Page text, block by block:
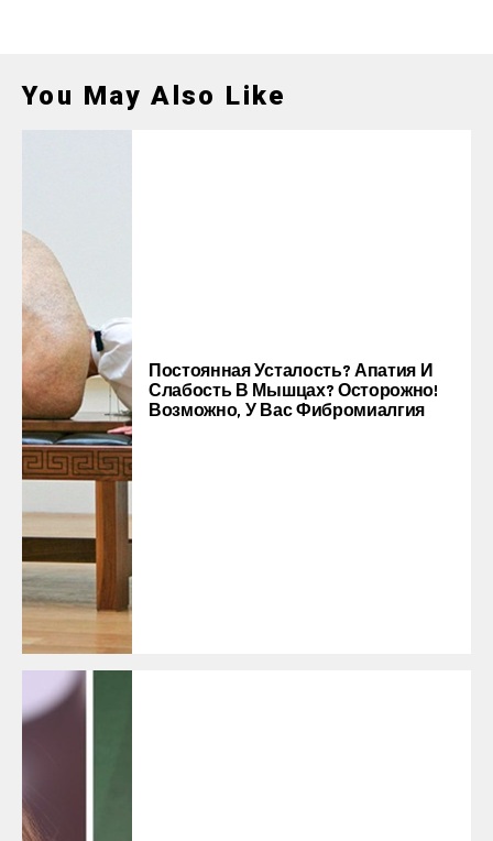
You May Also Like
Постоянная Усталость? Апатия И
Слабость В Мышцах? Осторожно!
Возможно, У Вас Фибромиалгия